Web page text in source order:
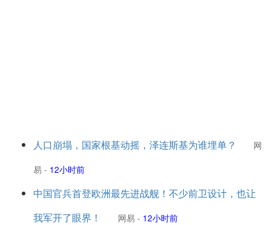
人口崩塌，国家根基动摇，泽连斯基为谁埋单？
网
易 - 12小时前
中国官兵首登欧洲最先进战舰！不少前卫设计，也让
我军开了眼界！
网易 - 12小时前